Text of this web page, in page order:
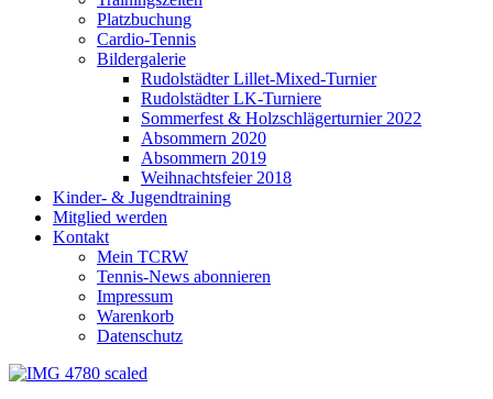
Platzbuchung
Cardio-Tennis
Bildergalerie
Rudolstädter Lillet-Mixed-Turnier
Rudolstädter LK-Turniere
Sommerfest & Holzschlägerturnier 2022
Absommern 2020
Absommern 2019
Weihnachtsfeier 2018
Kinder- & Jugendtraining
Mitglied werden
Kontakt
Mein TCRW
Tennis-News abonnieren
Impressum
Warenkorb
Datenschutz